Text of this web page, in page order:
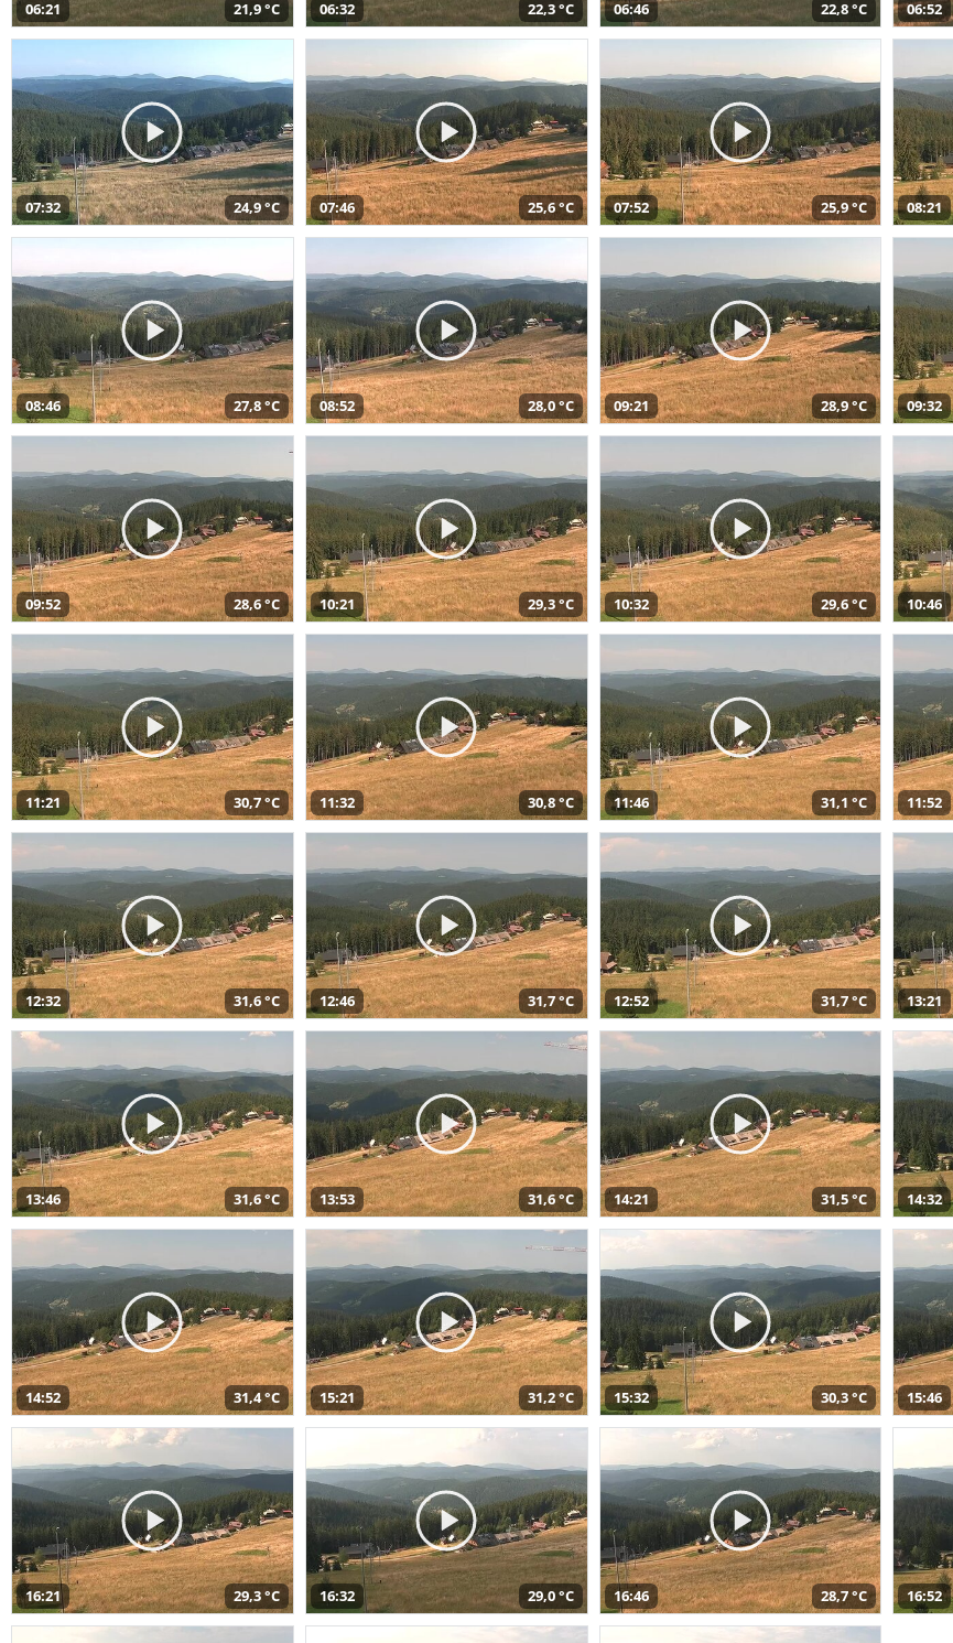
06:21 21,9 °C 06:32 22,3 °C 06:46 22,8 °C 06:52
07:32 24,9 °C 07:46 25,6 °C 07:52 25,9 °C 08:21
08:46 27,8 °C 08:52 28,0 °C 09:21 28,9 °C 09:32
09:52 28,6 °C 10:21 29,3 °C 10:32 29,6 °C 10:46
11:21 30,7 °C 11:32 30,8 °C 11:46 31,1 °C 11:52
12:32 31,6 °C 12:46 31,7 °C 12:52 31,7 °C 13:21
13:46 31,6 °C 13:53 31,6 °C 14:21 31,5 °C 14:32
14:52 31,4 °C 15:21 31,2 °C 15:32 30,3 °C 15:46
16:21 29,3 °C 16:32 29,0 °C 16:46 28,7 °C 16:52